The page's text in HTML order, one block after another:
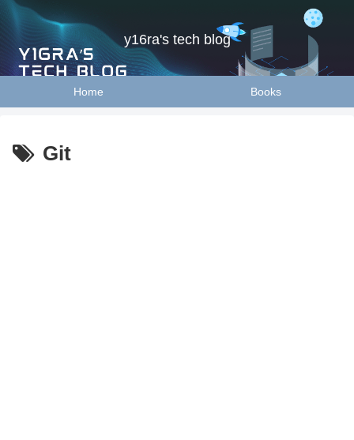
y16ra's tech blog
Home Books
Git